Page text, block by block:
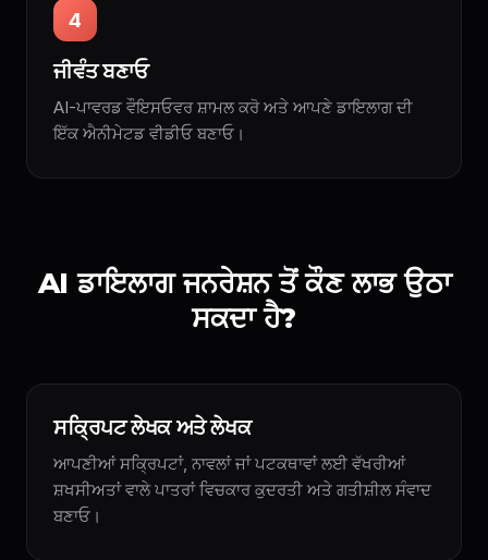
4
ਜੀਵੰਤ ਬਣਾਓ
AI-ਪਾਵਰਡ ਵੌਇਸਓਵਰ ਸ਼ਾਮਲ ਕਰੋ ਅਤੇ ਆਪਣੇ ਡਾਇਲਾਗ ਦੀ
ਇੱਕ ਐਨੀਮੇਟਡ ਵੀਡੀਓ ਬਣਾਓ।
AI ਡਾਇਲਾਗ ਜਨਰੇਸ਼ਨ ਤੋਂ ਕੌਣ ਲਾਭ ਉਠਾ
ਸਕਦਾ ਹੈ?
ਸਕ੍ਰਿਪਟ ਲੇਖਕ ਅਤੇ ਲੇਖਕ
ਆਪਣੀਆਂ ਸਕ੍ਰਿਪਟਾਂ, ਨਾਵਲਾਂ ਜਾਂ ਪਟਕਥਾਵਾਂ ਲਈ ਵੱਖਰੀਆਂ
ਸ਼ਖਸੀਅਤਾਂ ਵਾਲੇ ਪਾਤਰਾਂ ਵਿਚਕਾਰ ਕੁਦਰਤੀ ਅਤੇ ਗਤੀਸ਼ੀਲ ਸੰਵਾਦ
ਬਣਾਓ।